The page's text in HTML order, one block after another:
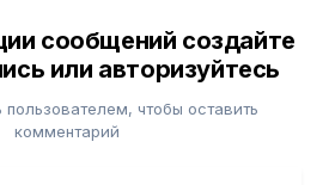
сообщений создайте
или авторизуйтесь
чтобы оставить
комментарий